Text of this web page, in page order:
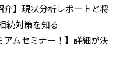
】現状分析レポートと将
続対策を知る
ムセミナー！】詳細が決